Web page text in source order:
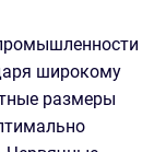
широкому
размеры